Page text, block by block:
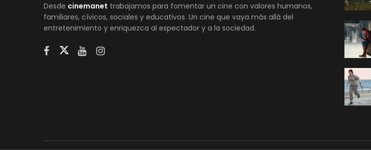
Desde cinemanet trabajamos para fomentar un cine con valores humanos,
familiares, cívicos, sociales y educativos. Un cine que vaya más allá del
entretenimiento y enriquezca al espectador y a la sociedad.